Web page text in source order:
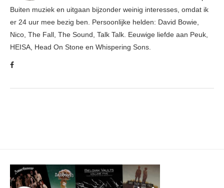
Buiten muziek en uitgaan bijzonder weinig interesses, omdat ik
er 24 uur mee bezig ben. Persoonlijke helden: David Bowie,
Nico, The Fall, The Sound, Talk Talk. Eeuwige liefde aan Peuk,
HEISA, Head On Stone en Whispering Sons.